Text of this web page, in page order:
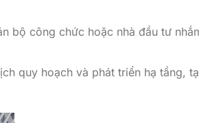
bộ công chức hoặc nhà đầu tư
quy hoạch và phát triển hạ tầng,